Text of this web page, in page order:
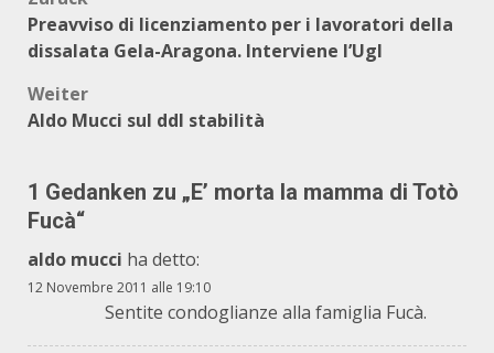
Preavviso di licenziamento per i lavoratori della
dissalata Gela-Aragona. Interviene l’Ugl
Weiter
Aldo Mucci sul ddl stabilità
1 Gedanken zu „E’ morta la mamma di Totò
Fucà“
aldo mucci ha detto:
12 Novembre 2011 alle 19:10
Sentite condoglianze alla famiglia Fucà.